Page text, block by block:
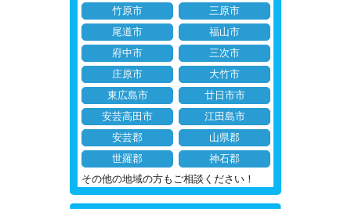
竹原市
三原市
尾道市
福山市
府中市
三次市
庄原市
大竹市
東広島市
廿日市市
安芸高田市
江田島市
安芸郡
山県郡
世羅郡
神石郡
その他の地域の方もご相談ください！